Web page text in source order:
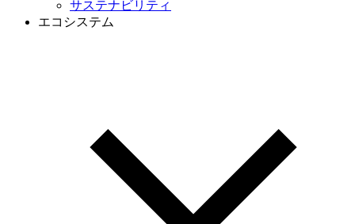
サステナビリティ
エコシステム